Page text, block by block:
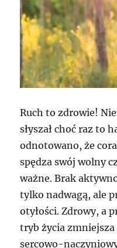
Ruch to zdrowie!
słyszał choć raz to
odnotowano, że
spędza swój wolny
ważne. Brak
tylko nadwagą, ale
otyłości. Zdrowy, a
tryb życia
sercowo-